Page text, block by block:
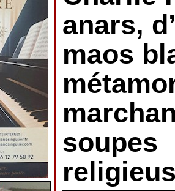
anars,
maos
soupes